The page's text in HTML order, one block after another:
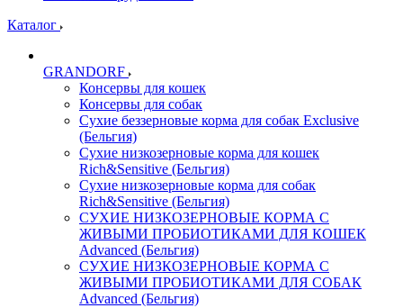
Каталог
GRANDORF
Консервы для кошек
Консервы для собак
Сухие беззерновые корма для собак Exclusive
(Бельгия)
Сухие низкозерновые корма для кошек
Rich&Sensitive (Бельгия)
Сухие низкозерновые корма для собак
Rich&Sensitive (Бельгия)
СУХИЕ НИЗКОЗЕРНОВЫЕ КОРМА С
ЖИВЫМИ ПРОБИОТИКАМИ ДЛЯ КОШЕК
Advanced (Бельгия)
СУХИЕ НИЗКОЗЕРНОВЫЕ КОРМА С
ЖИВЫМИ ПРОБИОТИКАМИ ДЛЯ СОБАК
Advanced (Бельгия)